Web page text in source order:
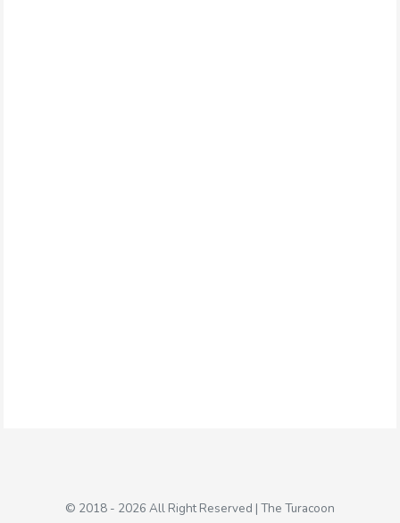
© 2018 - 2026 All Right Reserved | The Turacoon